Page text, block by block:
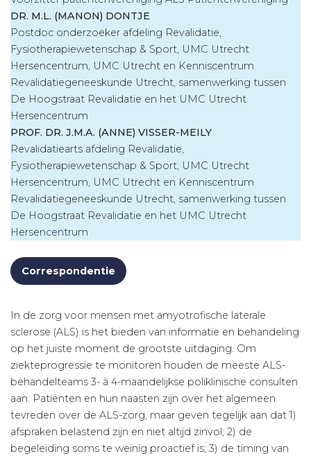
DR. M.L. (MANON) DONTJE
Postdoc onderzoeker afdeling Revalidatie,
Fysiotherapiewetenschap & Sport, UMC Utrecht
Hersencentrum, UMC Utrecht en Kennis­centrum
Revalidatiegeneeskunde Utrecht, samenwerking tussen
De Hoogstraat Revalidatie en het UMC Utrecht
Hersencentrum
PROF. DR. J.M.A. (ANNE) VISSER-MEILY
Revalidatiearts afdeling Revalidatie,
Fysiotherapiewetenschap & Sport, UMC Utrecht
Hersencentrum, UMC Utrecht en Kennis­centrum
Revalidatiegeneeskunde Utrecht, samenwerking tussen
De Hoogstraat Revalidatie en het UMC Utrecht
Hersencentrum
Correspondentie
In de zorg voor mensen met amyotrofische laterale
sclerose (ALS) is het bieden van informatie en behandeling
op het juiste moment de grootste uitdaging. Om
ziekteprogressie te monitoren houden de meeste ALS-
behandelteams 3- à 4-maandelijkse poliklinische consulten
aan. Patiënten en hun naasten zijn over het algemeen
tevreden over de ALS-zorg, maar geven tegelijk aan dat 1)
afspraken belastend zijn en niet altijd zinvol; 2) de
begeleiding soms te weinig proactief is; 3) de timing van